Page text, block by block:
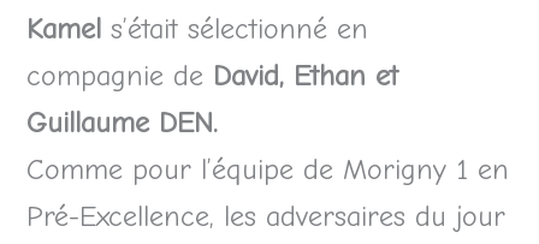
Kamels’était sélectionné en
compagnie de David, Ethan et
Guillaume DEN.
Comme pour l’équipe de Morigny 1 en
Pré-Excellence, les adversaires du jour